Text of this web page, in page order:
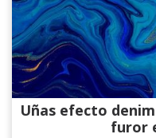
Uñas efecto
furor